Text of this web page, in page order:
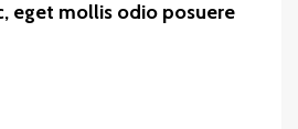
eget mollis odio posuere